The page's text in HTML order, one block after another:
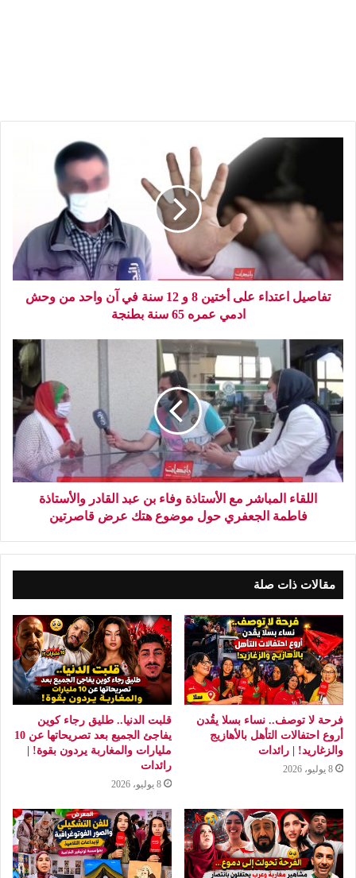
تفاصيل اعتداء على أختين 8 و 12 سنة في آن واحد من وحش
ادمي عمره 65 سنة بطنجة
اللقاء المباشر مع الأستاذة وفاء بن عبد القادر والأستاذة
فاطمة الجعفري حول موضوع هتك عرض قاصرتين
مقالات ذات صلة
فرحة لا توصف.. نساء بسلا يقُدن
أروع احتفالات التأهل بالأهازيج
والزغاريد! | رائدات
8 يوليو، 2026
قلبت الدنيا.. طليق رجاء كوين
يفاجئ الجميع بعد تصريحاتها عن 10
مليارات والمغاربة يردون بقوة! |
رائدات
8 يوليو، 2026